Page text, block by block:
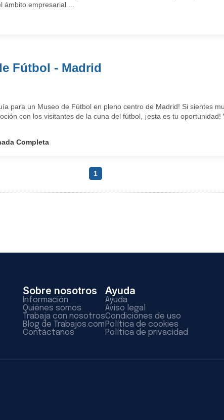
empresarial ...
Fútbol - Madrid
para un Museo de Fútbol en pleno centro de Madrid! Si sientes
con los visitantes de la cuna del fútbol, ¡esta es tu oportunidad!
Completa
1
Sobre nosotros
Información
Quiénes somos
Trabaja con nosotros
Blog de Trabajos.com
Contáctanos
Ayuda
Ayuda
Aviso legal
Condiciones de uso
Política de cookies
Política de privacidad